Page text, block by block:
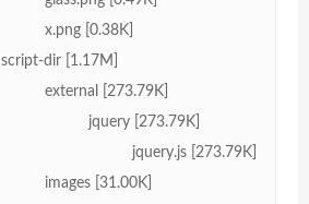
x.png [0.38K]
script-dir [1.17M]
external [273.79K]
jquery [273.79K]
jquery.js [273.79K]
images [31.00K]